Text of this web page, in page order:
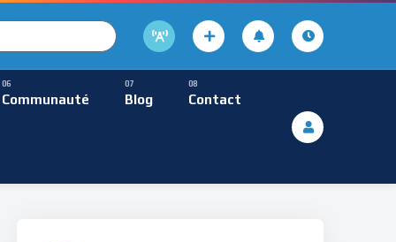
Lecture
Communauté Blog Contact
Méditative